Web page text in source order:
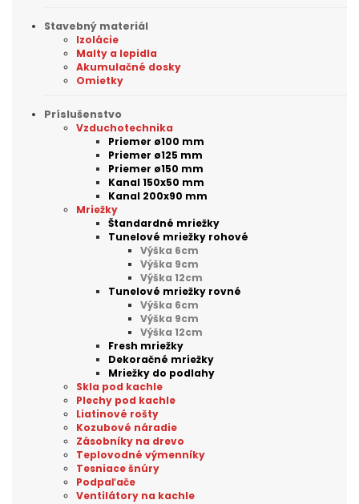
Stavebný materiál
Izolácie
Malty a lepidla
Akumulačné dosky
Omietky
Príslušenstvo
Vzduchotechnika
Priemer ø100 mm
Priemer ø125 mm
Priemer ø150 mm
Kanal 150x50 mm
Kanal 200x90 mm
Mriežky
Štandardné mriežky
Tunelové mriežky rohové
Výška 6cm
Výška 9cm
Výška 12cm
Tunelové mriežky rovné
Výška 6cm
Výška 9cm
Výška 12cm
Fresh mriežky
Dekoračné mriežky
Mriežky do podlahy
Skla pod kachle
Plechy pod kachle
Liatinové rošty
Kozubové náradie
Zásobníky na drevo
Teplovodné výmenníky
Tesniace šnúry
Podpaľače
Ventilátory na kachle